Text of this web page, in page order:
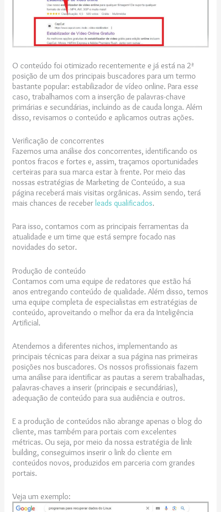
O conteúdo foi otimizado recentemente e já está na 2ª
posição de um dos principais buscadores para um termo
bastante popular: estabilizador de vídeo online. Para esse
caso, trabalhamos com a inserção de palavras-chave
primárias e secundárias, incluindo as de cauda longa. Além
disso, revisamos o conteúdo e aplicamos outras ações.
Verificação de concorrentes
Fazemos uma análise dos concorrentes, identificando os
pontos fracos e fortes e, assim, traçamos oportunidades
certeiras para sua marca estar à frente. Por meio das
nossas estratégias de Marketing de Conteúdo, a sua
página receberá mais visitas orgânicas. Assim sendo, terá
mais chances de receberleads qualificados.
Para isso, contamos com as principais ferramentas da
atualidade e um time que está sempre focado nas
novidades do setor.
Produção de conteúdo
Contamos com uma equipe de redatores que estão há
anos entregando conteúdo de qualidade. Além disso, temos
uma equipe completa de especialistas em estratégias de
conteúdo, aproveitando o melhor da era da Inteligência
Artificial.
Atendemos a diferentes nichos, implementando as
principais técnicas para deixar a sua página nas primeiras
posições nos buscadores. Os nossos profissionais fazem
uma análise para identificar as pautas a serem trabalhadas,
palavras-chaves a inserir (principais e secundárias),
adequação de conteúdo para sua audiência e outros.
E a produção de conteúdos não abrange apenas o blog do
cliente, mas também para portais com excelentes
métricas. Ou seja, por meio da nossa estratégia de link
building, conseguimos inserir o link do cliente em
conteúdos novos, produzidos em parceria com grandes
portais.
Veja um exemplo: